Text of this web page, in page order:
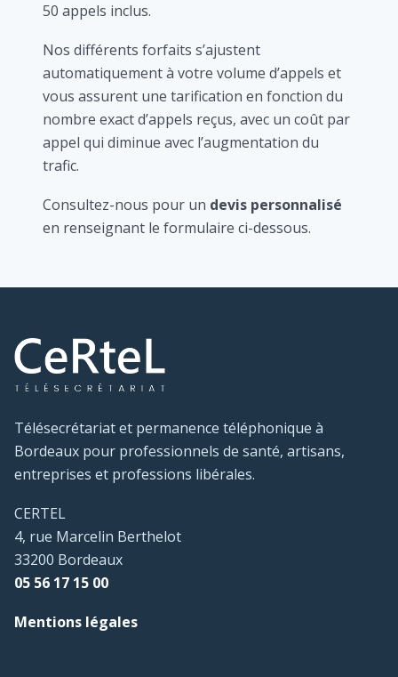
50 appels inclus.
Nos différents forfaits s’ajustent
automatiquement à votre volume d’appels et
vous assurent une tarification en fonction du
nombre exact d’appels reçus, avec un coût par
appel qui diminue avec l’augmentation du
trafic.
Consultez-nous pour un devis personnalisé
en renseignant le formulaire ci-dessous.
Télésecrétariat et permanence téléphonique à
Bordeaux pour professionnels de santé, artisans,
entreprises et professions libérales.
CERTEL
4, rue Marcelin Berthelot
33200 Bordeaux
05 56 17 15 00
Mentions légales